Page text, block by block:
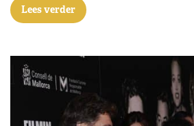
Lees verder